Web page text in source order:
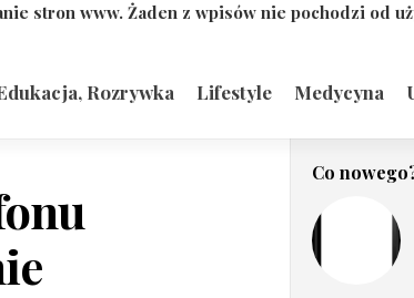
stron www. Żaden z wpisów nie pochodzi od
Rozrywka Lifestyle Medycyna
Co